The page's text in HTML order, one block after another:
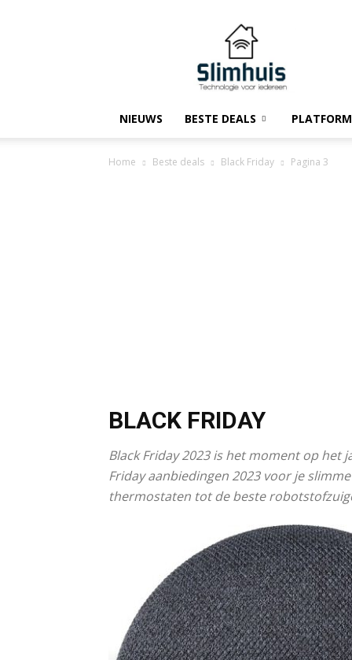
Slimhuis.tech
NIEUWS BESTE DEALS PLATFORM
Home Beste deals Black Friday Pagina 3
BLACK FRIDAY
Black Friday 2023 is het moment op het
Friday aanbiedingen 2023 voor je
thermostaten tot de beste